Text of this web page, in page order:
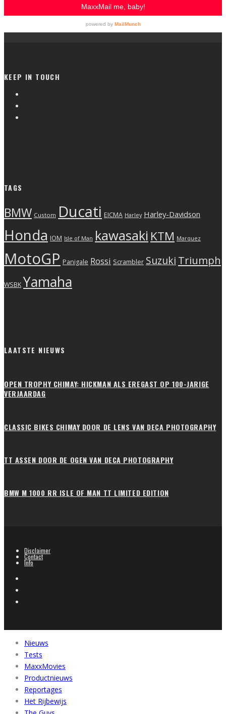
KEEP IN TOUCH
TAGS
BMW Custom Ducati EICMA Harley Harley-Davidson
Honda IOM Isle of Man kawasaki KTM Marquez
MotoGP Panigale Rossi Scrambler Suzuki Triumph
WSBK Yamaha
LAATSTE NIEUWS
OPEN TROPHY CHIMAY: HICKMAN ALS EREGAST OP 100-JARIGE
VERJAARDAG
CLASSIC BIKES CHIMAY DOOR DE LENS VAN DECA PHOTOGRAPHY
TT ASSEN DOOR DE OGEN VAN DECA PHOTOGRAPHY
BMW M 1000 RR ISLE OF MAN TT LIMITED EDITION
Disclaimer
Contact
Info
Nieuws
Tests
MaxxMovies
Productnieuws
Reportages
Het Rijbewijs